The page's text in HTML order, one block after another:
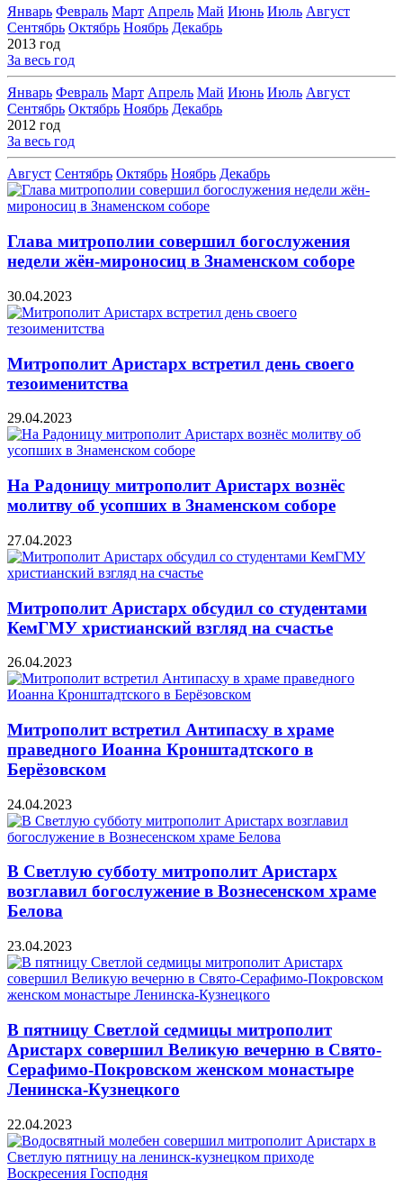
Январь Февраль Март Апрель Май Июнь Июль Август
Сентябрь Октябрь Ноябрь Декабрь
2013 год
За весь год
Январь Февраль Март Апрель Май Июнь Июль Август
Сентябрь Октябрь Ноябрь Декабрь
2012 год
За весь год
Август Сентябрь Октябрь Ноябрь Декабрь
Глава митрополии совершил богослужения
недели жён-мироносиц в Знаменском соборе
30.04.2023
Митрополит Аристарх встретил день своего
тезоименитства
29.04.2023
На Радоницу митрополит Аристарх вознёс
молитву об усопших в Знаменском соборе
27.04.2023
Митрополит Аристарх обсудил со студентами
КемГМУ христианский взгляд на счастье
26.04.2023
Митрополит встретил Антипасху в храме
праведного Иоанна Кронштадтского в
Берёзовском
24.04.2023
В Светлую субботу митрополит Аристарх
возглавил богослужение в Вознесенском храме
Белова
23.04.2023
В пятницу Светлой седмицы митрополит
Аристарх совершил Великую вечерню в Свято-
Серафимо-Покровском женском монастыре
Ленинска-Кузнецкого
22.04.2023